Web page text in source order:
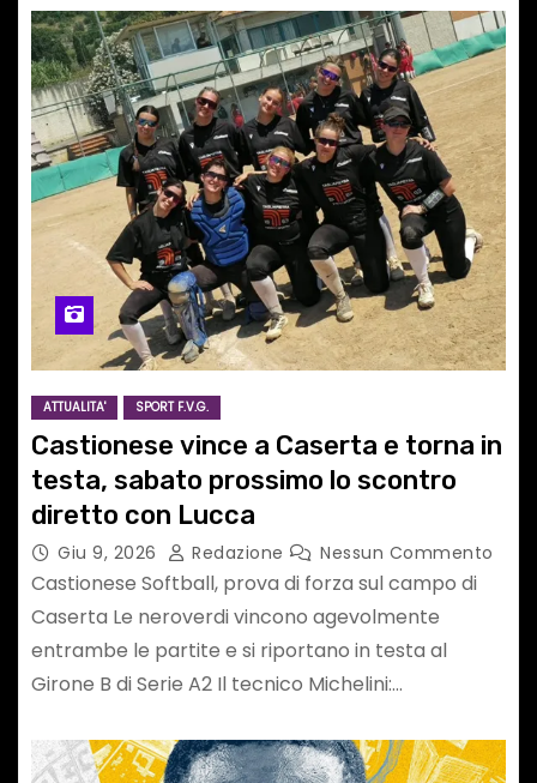
ATTUALITA' SPORT F.V.G.
Castionese vince a Caserta e torna in
testa, sabato prossimo lo scontro
diretto con Lucca
Giu 9, 2026 Redazione Nessun Commento
Castionese Softball, prova di forza sul campo di
Caserta Le neroverdi vincono agevolmente
entrambe le partite e si riportano in testa al
Girone B di Serie A2 Il tecnico Michelini:…